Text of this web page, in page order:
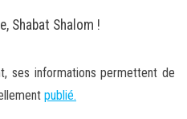
Shabat Shalom !
ses informations permettent de
publié.